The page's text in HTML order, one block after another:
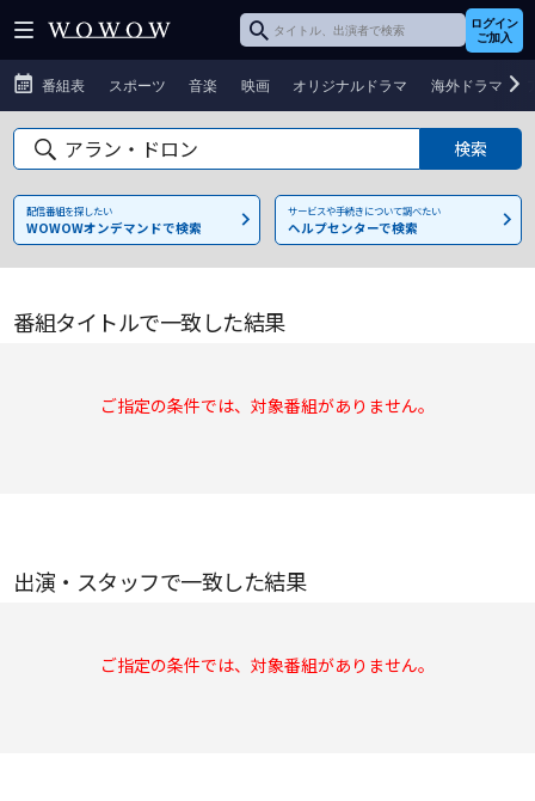
ログイン
ご加入
番組表 スポーツ 音楽 映画 オリジナルドラマ 海外ドラマ
配信番組を探したい
WOWOWオンデマンドで検索
サービスや手続きについて調べたい
ヘルプセンターで検索
番組タイトルで一致した結果
ご指定の条件では、対象番組がありません。
出演・スタッフで一致した結果
ご指定の条件では、対象番組がありません。